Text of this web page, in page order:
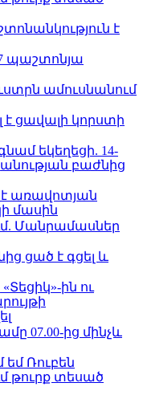
է
պաշտոնյա
ամուսնանում
է ցավալի կորստի
եկեղեցի. 14-
բաժնից
է առավոտյան
մասին
Մանրամասներ
ցած է գցել և
ին ու
07.00-ից մինչև
Ռուբեն
թուրք տեսած